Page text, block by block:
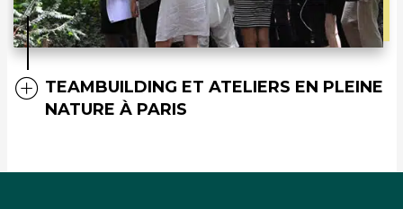
TEAMBUILDING ET ATELIERS EN PLEINE
NATURE À PARIS